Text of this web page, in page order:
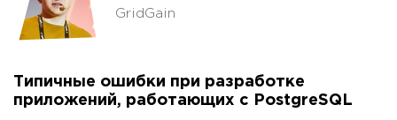
GridGain
Типичные ошибки при разработке
приложений, работающих с PostgreSQL